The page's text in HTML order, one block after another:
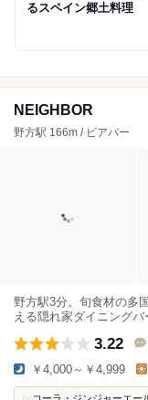
るスペイン郷土料理
NEIGHBOR
野方駅 166m / ビアバー
野方駅3分。旬食材の多
える隠れ家ダイニングバ
3.22
￥4,000～￥4,999